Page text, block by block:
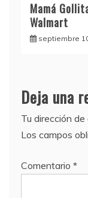
Mamá
Walmart
septiembre
Deja una
Tu dirección
Los campos
Comentario *